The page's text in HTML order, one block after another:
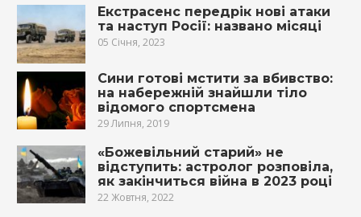
Екстрасенс передрік нові атаки
та наступ Росії: названо місяці
05 Січня, 2023
Сини готові мстити за вбивство:
на набережній знайшли тіло
відомого спортсмена
29 Липня, 2019
«Божевільний старий» не
відступить: астролог розповіла,
як закінчиться війна в 2023 році
22 Жовтня, 2022